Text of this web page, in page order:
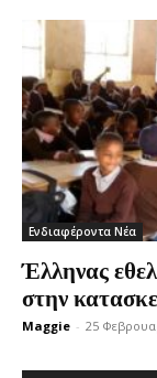
Ενδιαφέροντα Νέα
Έλληνας
στην
Maggie - 25